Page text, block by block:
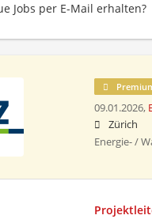
Jobs per E-Mail erhalten?
09.01.2026,
Zürich
Energie- /